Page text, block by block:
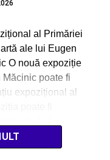
al Primăriei
ale lui Eugen
O nouă expoziție
poate fi
expozițional al